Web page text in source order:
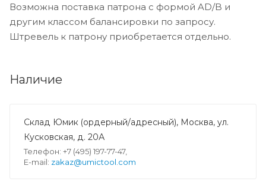
Возможна поставка патрона с формой AD/B и
другим классом балансировки по запросу.
Штревель к патрону приобретается отдельно.
Наличие
Склад Юмик (ордерный/адресный), Москва, ул.
Кусковская, д. 20А
Телефон: +7 (495) 197-77-47,
E-mail: zakaz@umictool.com